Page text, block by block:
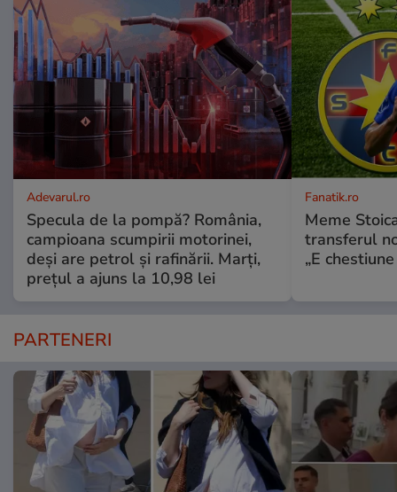
Adevarul.ro
Specula de la pompă? România,
campioana scumpirii motorinei,
deși are petrol și rafinării. Marți,
prețul a ajuns la 10,98 lei
Fanatik.ro
Meme
transferul
„E
PARTENERI